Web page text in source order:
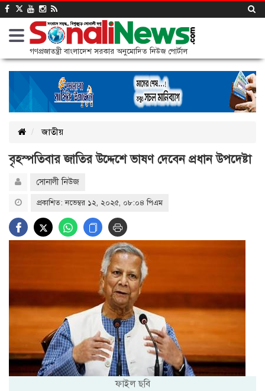
গণপ্রজাতন্ত্রী বাংলাদেশ সরকার অনুমোদিত নিউজ পোর্টাল
জাতীয়
বৃহস্পতিবার জাতির উদ্দেশে ভাষণ দেবেন প্রধান উপদেষ্টা
সোনালী নিউজ
প্রকাশিত: নভেম্বর ১২, ২০২৫, ০৮:০৪ পিএম
ফাইল ছবি